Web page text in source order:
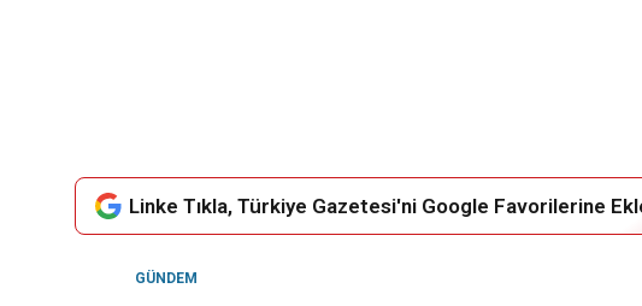
Linke Tıkla, Türkiye Gazetesi'ni Google Favorilerine
GÜNDEM